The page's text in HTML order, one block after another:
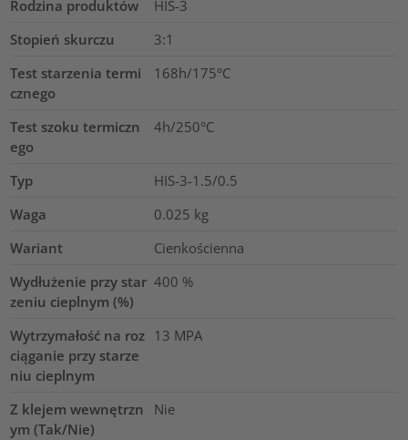
Rodzina produktów
HIS-3
Stopień skurczu
3:1
Test starzenia termi
cznego
168h/175°C
Test szoku termiczn
ego
4h/250°C
Typ
HIS-3-1.5/0.5
Waga
0.025 kg
Wariant
Cienkościenna
Wydłużenie przy star
zeniu cieplnym (%)
400 %
Wytrzymałość na roz
ciąganie przy starze
niu cieplnym
13 MPA
Z klejem wewnętrzn
ym (Tak/Nie)
Nie